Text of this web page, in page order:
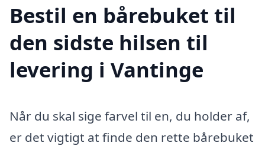
Bestil en bårebuket til
den sidste hilsen til
levering i Vantinge
Når du skal sige farvel til en, du holder af,
er det vigtigt at finde den rette bårebuket